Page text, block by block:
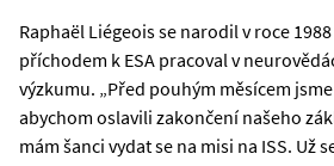
Raphaël Liégeois se narodil v roce
příchodem k ESA pracoval v
výzkumu. „Před pouhým měsícem
abychom oslavili zakončení našeho
mám šanci vydat se na misi na ISS. Už